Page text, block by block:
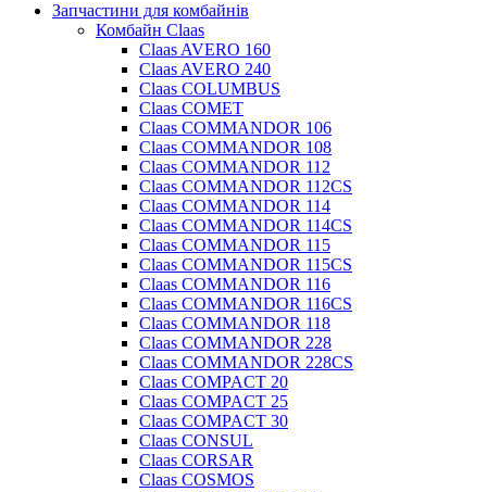
Запчастини для комбайнів
Комбайн Claas
Claas AVERO 160
Claas AVERO 240
Claas COLUMBUS
Claas COMET
Claas COMMANDOR 106
Claas COMMANDOR 108
Claas COMMANDOR 112
Claas COMMANDOR 112CS
Claas COMMANDOR 114
Claas COMMANDOR 114CS
Claas COMMANDOR 115
Claas COMMANDOR 115CS
Claas COMMANDOR 116
Claas COMMANDOR 116CS
Claas COMMANDOR 118
Claas COMMANDOR 228
Claas COMMANDOR 228CS
Claas COMPACT 20
Claas COMPACT 25
Claas COMPACT 30
Claas CONSUL
Claas CORSAR
Claas COSMOS